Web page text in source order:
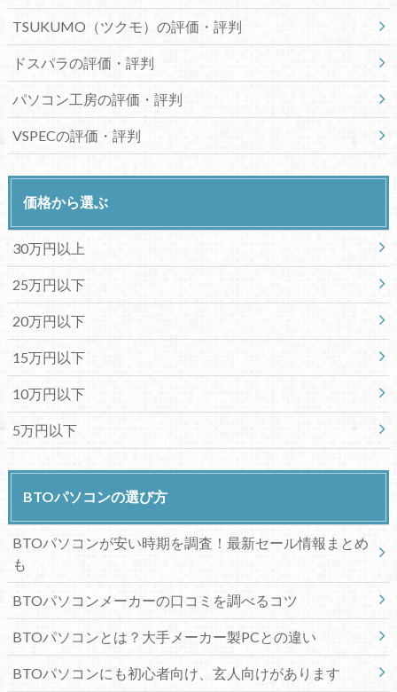
TSUKUMO（ツクモ）の評価・評判
ドスパラの評価・評判
パソコン工房の評価・評判
VSPECの評価・評判
価格から選ぶ
30万円以上
25万円以下
20万円以下
15万円以下
10万円以下
5万円以下
BTOパソコンの選び方
BTOパソコンが安い時期を調査！最新セール情報まとめ
も
BTOパソコンメーカーの口コミを調べるコツ
BTOパソコンとは？大手メーカー製PCとの違い
BTOパソコンにも初心者向け、玄人向けがあります